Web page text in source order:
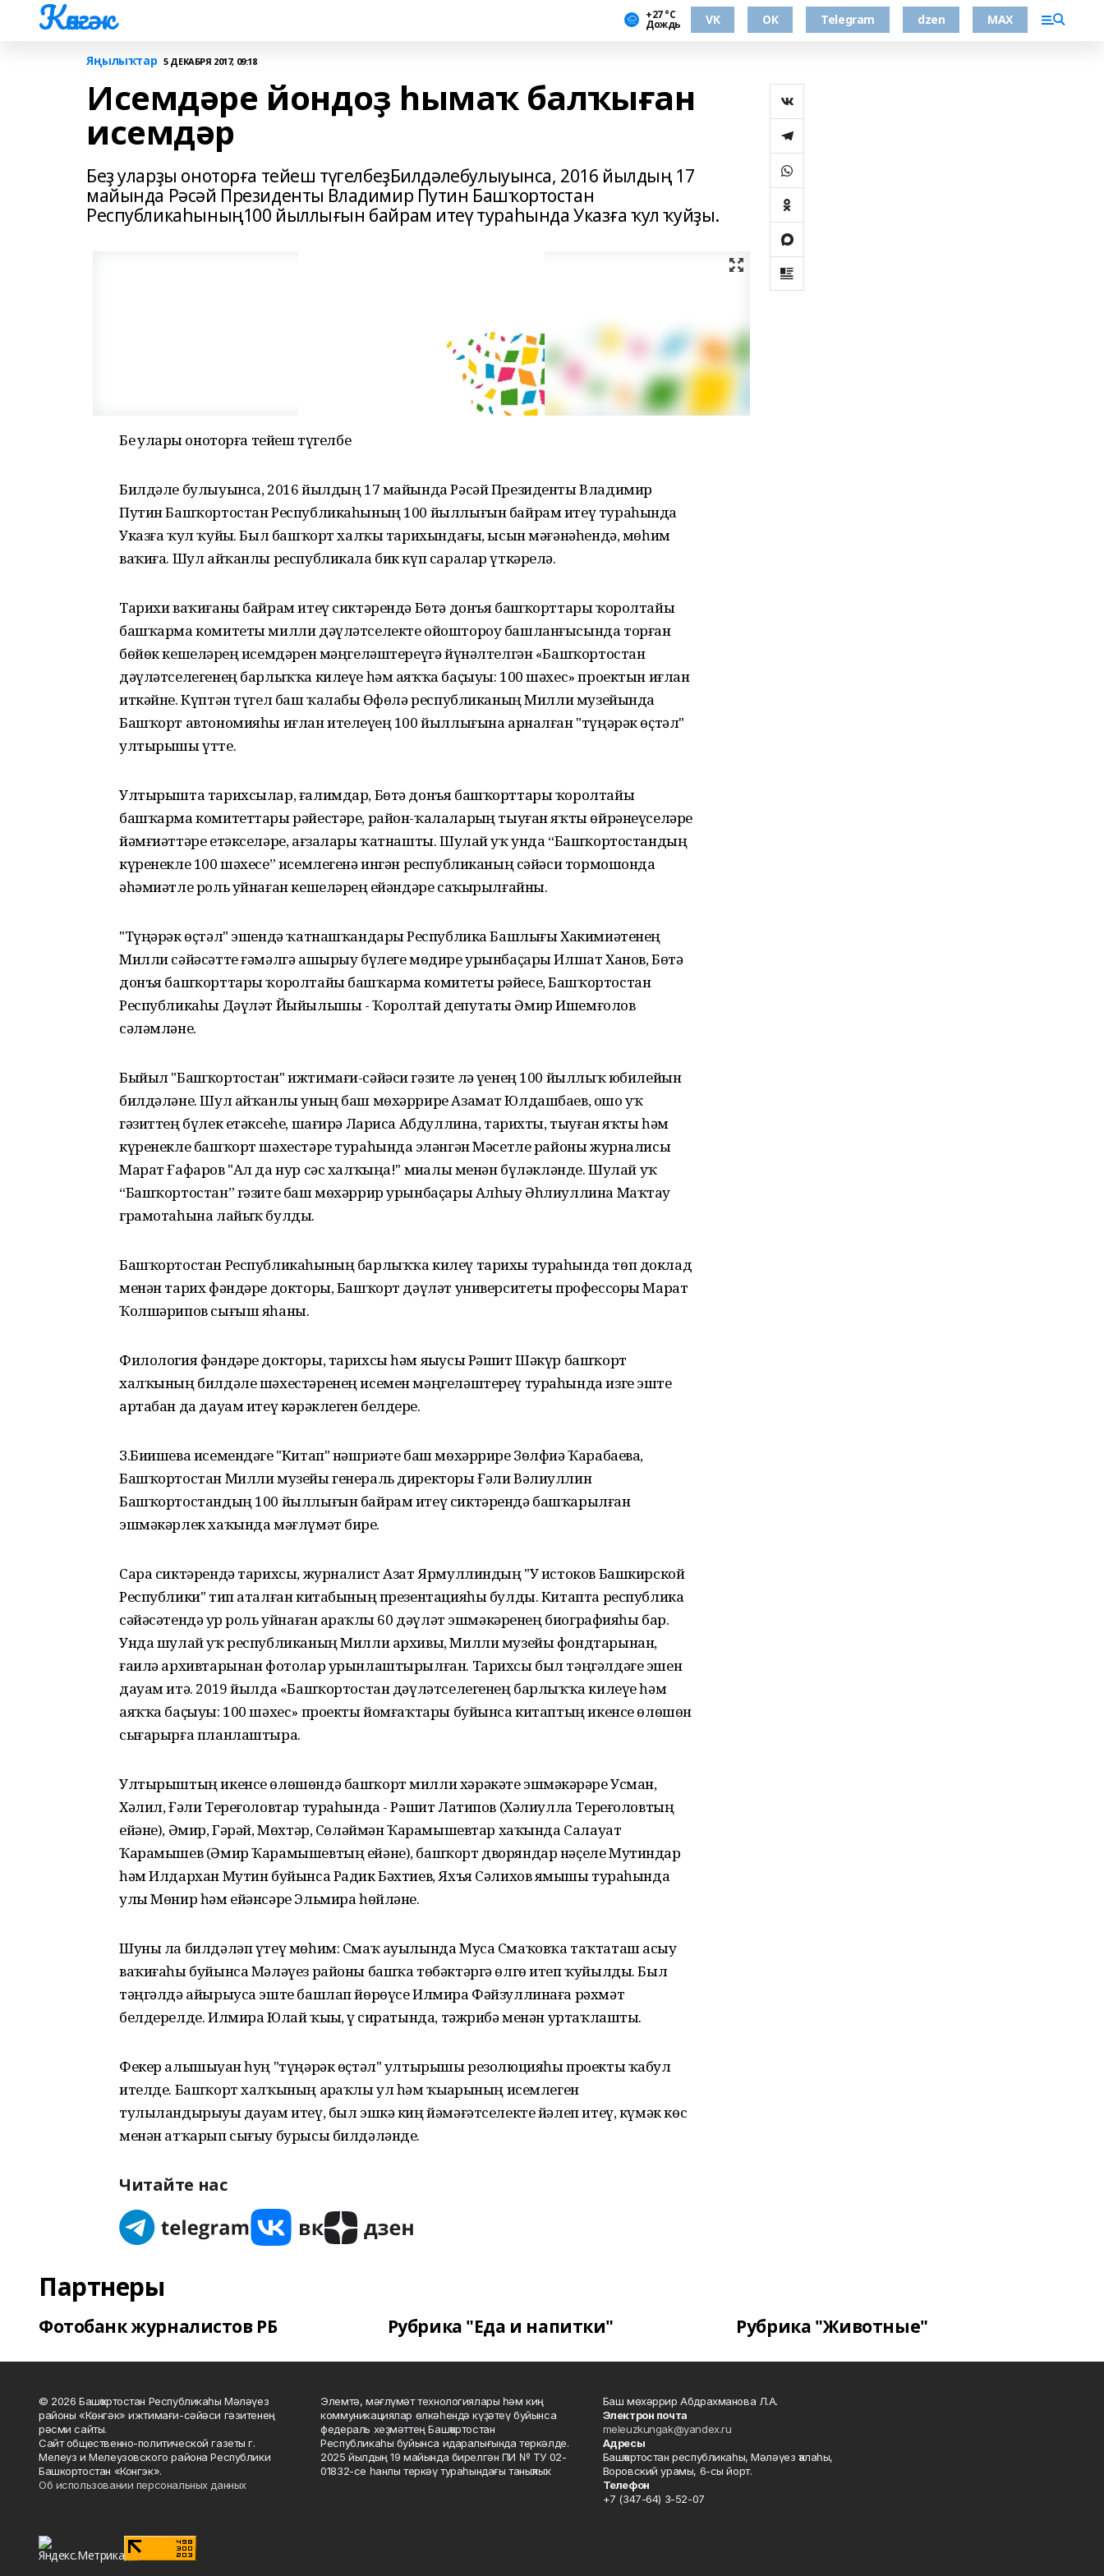
Көнгәк +27 °С
Дождь VK ОК Telegram dzen MAX
Яңылыҡтар 5 ДЕКАБРЯ 2017, 09:18
Исемдәре йондоҙ һымаҡ балҡыған
исемдәр
Беҙ уларҙы оноторға тейеш түгелбеҙБилдәлебулыуынса, 2016 йылдың 17
майында Рәсәй Президенты Владимир Путин Башҡортостан
Республикаһының100 йыллығын байрам итеү тураһында Указға ҡул ҡуйҙы.
Беҙ уларҙы оноторға тейеш түгелбеҙ
Билдәле булыуынса, 2016 йылдың 17 майында Рәсәй Президенты Владимир
Путин Башҡортостан Республикаһының 100 йыллығын байрам итеү тураһында
Указға ҡул ҡуйҙы. Был башҡорт халҡы тарихындағы, ысын мәғәнәһендә, мөһим
ваҡиға. Шул айҡанлы республикала бик күп саралар үткәрелә.
Тарихи ваҡиғаны байрам итеү сиктәрендә Бөтә донъя башҡорттары ҡоролтайы
башҡарма комитеты милли дәүләтселекте ойоштороу башланғысында торған
бөйөк кешеләрҙең исемдәрен мәңгеләштереүгә йүнәлтелгән «Башҡортостан
дәүләтселегенең барлыҡҡа килеүе һәм аяҡҡа баҫыуы: 100 шәхес» проектын иғлан
иткәйне. Күптән түгел баш ҡалабыҙ Өфөлә республиканың Милли музейында
Башҡорт автономияһы иғлан ителеүҙең 100 йыллығына арналған "түңәрәк өҫтәл"
ултырышы үтте.
Ултырышта тарихсылар, ғалимдар, Бөтә донъя башҡорттары ҡоролтайы
башҡарма комитеттары рәйестәре, район-ҡалаларҙың тыуған яҡты өйрәнеүселәре
йәмғиәттәре етәкселәре, ағзалары ҡатнашты. Шулай уҡ унда “Башҡортостандың
күренекле 100 шәхесе” исемлегенә ингән республиканың сәйәси тормошонда
әһәмиәтле роль уйнаған кешеләрҙең ейәндәре саҡырылғайны.
"Түңәрәк өҫтәл" эшендә ҡатнашҡандарҙы Республика Башлығы Хакимиәтенең
Милли сәйәсәтте ғәмәлгә ашырыу бүлеге мөдире урынбаҫары Илшат Ханов, Бөтә
донъя башҡорттары ҡоролтайы башҡарма комитеты рәйесе, Башҡортостан
Республикаһы Дәүләт Йыйылышы - Ҡоролтай депутаты Әмир Ишемғолов
сәләмләне.
Быйыл "Башҡортостан" ижтимағи-сәйәси гәзите лә үҙенең 100 йыллыҡ юбилейын
билдәләне. Шул айҡанлы уның баш мөхәррире Азамат Юлдашбаев, ошо уҡ
гәзиттең бүлек етәксеһе, шағирә Лариса Абдуллина, тарихты, тыуған яҡты һәм
күренекле башҡорт шәхестәре тураһында эҙләнгән Мәсетле районы журналисы
Марат Ғафаров "Ал да нур сәс халҡыңа!" миҙалы менән бүләкләнде. Шулай уҡ
“Башҡортостан” гәзите баш мөхәррир урынбаҫары Алһыу Әһлиуллина Маҡтау
грамотаһына лайыҡ булды.
Башҡортостан Республикаһының барлыҡҡа килеү тарихы тураһында төп доклад
менән тарих фәндәре докторы, Башҡорт дәүләт университеты профессоры Марат
Ҡолшәрипов сығыш яһаны.
Филология фәндәре докторы, тарихсы һәм яҙыусы Рәшит Шәкүр башҡорт
халҡының билдәле шәхестәренең исемен мәңгеләштереү тураһында изге эште
артабан да дауам итеү кәрәклеген белдерҙе.
З.Биишева исемендәге "Китап" нәшриәте баш мөхәррире Зөлфиә Ҡарабаева,
Башҡортостан Милли музейы генераль директоры Ғәли Вәлиуллин
Башҡортостандың 100 йыллығын байрам итеү сиктәрендә башҡарылған
эшмәкәрлек хаҡында мәғлүмәт бирҙе.
Сара сиктәрендә тарихсы, журналист Азат Ярмуллиндың "У истоков Башкирской
Республики" тип аталған китабының презентацияһы булды. Китапта республика
сәйәсәтендә ҙур роль уйнаған арҙаҡлы 60 дәүләт эшмәкәренең биографияһы бар.
Унда шулай уҡ республиканың Милли архивы, Милли музейы фондтарынан,
ғаилә архивтарынан фотолар урынлаштырылған. Тарихсы был тәңгәлдәге эшен
дауам итә. 2019 йылда «Башҡортостан дәүләтселегенең барлыҡҡа килеүе һәм
аяҡҡа баҫыуы: 100 шәхес» проекты йомғаҡтары буйынса китаптың икенсе өлөшөн
сығарырға планлаштыра.
Ултырыштың икенсе өлөшөндә башҡорт милли хәрәкәте эшмәкәрҙәре Усман,
Хәлил, Ғәли Тереғоловтар тураһында - Рәшит Латипов (Хәлиулла Тереғоловтың
ейәне), Әмир, Гәрәй, Мөхтәр, Сөләймән Ҡарамышевтар хаҡында Салауат
Ҡарамышев (Әмир Ҡарамышевтың ейәне), башҡорт дворяндар нәҫеле Мутиндар
һәм Илдархан Мутин буйынса Радик Бәхтиев, Яхъя Сәлихов яҙмышы тураһында
улы Мөнир һәм ейәнсәре Эльмира һөйләне.
Шуны ла билдәләп үтеү мөһим: Смаҡ ауылында Муса Смаҡовҡа таҡтаташ асыу
ваҡиғаһы буйынса Мәләүез районы башҡа төбәктәргә өлгө итеп ҡуйылды. Был
тәңгәлдә айырыуса эште башлап йөрөүсе Илмира Фәйзуллинаға рәхмәт
белдерелде. Илмира Юлай ҡыҙы, үҙ сиратында, тәжрибә менән уртаҡлашты.
Фекер алышыуҙан һуң "түңәрәк өҫтәл" ултырышы резолюцияһы проекты ҡабул
ителде. Башҡорт халҡының арҙаҡлы ул һәм ҡыҙҙарының исемлеген
тулыландырыуҙы дауам итеү, был эшкә киң йәмәғәтселекте йәлеп итеү, күмәк көс
менән атҡарып сығыу бурысы билдәләнде.
Читайте нас
Партнеры
Фотобанк журналистов РБ Рубрика "Еда и напитки" Рубрика "Животные"
© 2026 Башҡортостан Республикаһы Мәләүез
районы «Көнгәк» ижтимағи-сәйәси гәзитенең
рәсми сайты.
Сайт общественно-политической газеты г.
Мелеуз и Мелеузовского района Республики
Башкортостан «Конгэк».
Об использовании персональных данных
Элемтә, мәғлүмәт технологиялары һәм киң
коммуникациялар өлкәһендә күҙәтеү буйынса
федераль хеҙмәттең Башҡортостан
Республикаһы буйынса идаралығында теркәлде.
2025 йылдың 19 майында бирелгән ПИ № ТУ 02-
01832-се һанлы теркәү тураһындағы таныҡлыҡ.
Баш мөхәррир Абдрахманова Л.А.
Электрон почта
meleuzkungak@yandex.ru
Адресы
Башҡортостан республикаһы, Мәләүез ҡалаһы,
Воровский урамы, 6-сы йорт.
Телефон
+7 (347-64) 3-52-07